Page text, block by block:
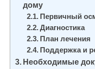
дому
Первичный
Диагностика
План лечения
Поддержка и
Необходимые